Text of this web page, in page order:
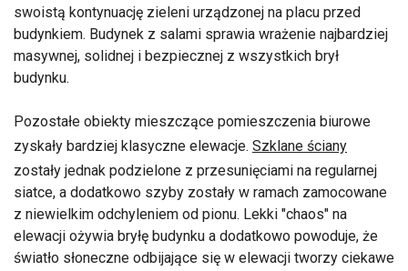
swoistą kontynuację zieleni urządzonej na placu przed
budynkiem. Budynek z salami sprawia wrażenie najbardziej
masywnej, solidnej i bezpiecznej z wszystkich brył
budynku.
Pozostałe obiekty mieszczące pomieszczenia biurowe
zyskały bardziej klasyczne elewacje. Szklane ściany
zostały jednak podzielone z przesunięciami na regularnej
siatce, a dodatkowo szyby zostały w ramach zamocowane
z niewielkim odchyleniem od pionu. Lekki "chaos" na
elewacji ożywia bryłę budynku a dodatkowo powoduje, że
światło słoneczne odbijające się w elewacji tworzy ciekawe